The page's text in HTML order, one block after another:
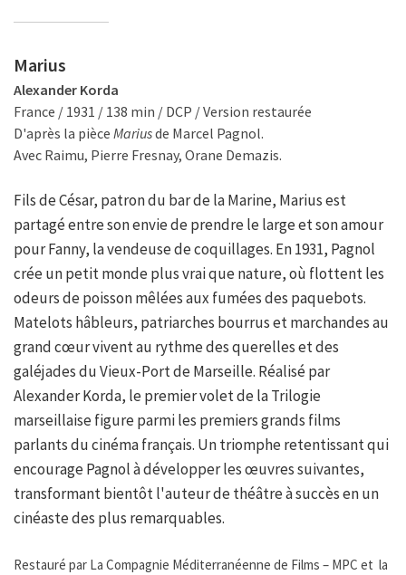
Marius
Alexander Korda
France / 1931 / 138 min / DCP / Version restaurée
D'après la pièce Mariusde Marcel Pagnol.
Avec Raimu, Pierre Fresnay, Orane Demazis.
Fils de César, patron du bar de la Marine, Marius est
partagé entre son envie de prendre le large et son amour
pour Fanny, la vendeuse de coquillages. En 1931, Pagnol
crée un petit monde plus vrai que nature, où flottent les
odeurs de poisson mêlées aux fumées des paquebots.
Matelots hâbleurs, patriarches bourrus et marchandes au
grand cœur vivent au rythme des querelles et des
galéjades du Vieux-Port de Marseille. Réalisé par
Alexander Korda, le premier volet de la Trilogie
marseillaise figure parmi les premiers grands films
parlants du cinéma français. Un triomphe retentissant qui
encourage Pagnol à développer les œuvres suivantes,
transformant bientôt l'auteur de théâtre à succès en un
cinéaste des plus remarquables.
Restauré par La Compagnie Méditerranéenne de Films – MPC et la